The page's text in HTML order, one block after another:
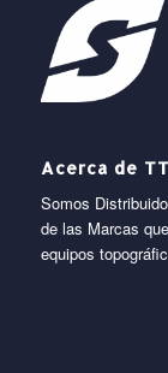
Acerca de
Somos
de las Marcas
equipos